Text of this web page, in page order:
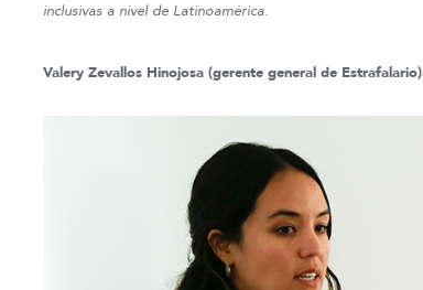
inclusivas a nivel de Latinoamérica.
Valery Zevallos Hinojosa (gerente general de Estrafalario)